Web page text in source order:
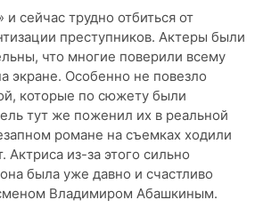
сейчас трудно отбиться от
преступников. Актеры были
что многие поверили всему
экране. Особенно не повезло
которые по сюжету были
тут же поженил их в реальной
романе на съемках ходили
Актриса из-за этого сильно
была уже давно и счастливо
Владимиром Абашкиным.